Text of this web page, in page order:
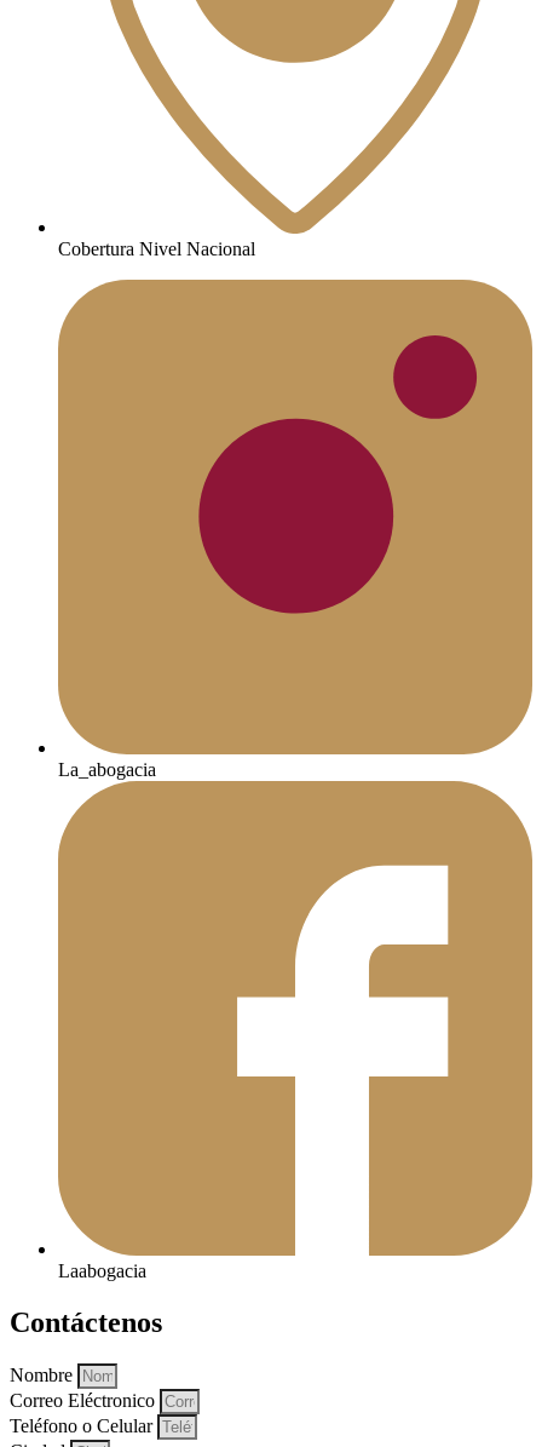
Cobertura Nivel Nacional
La_abogacia
Laabogacia
Contáctenos
Nombre
Correo Eléctronico
Teléfono o Celular